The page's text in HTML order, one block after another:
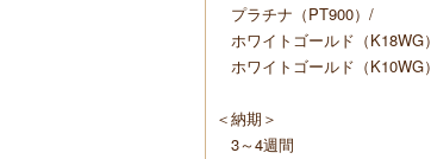
プラチナ（PT900）/
ホワイトゴールド（K18WG
ホワイトゴールド（K10WG
＜納期＞
3～4週間